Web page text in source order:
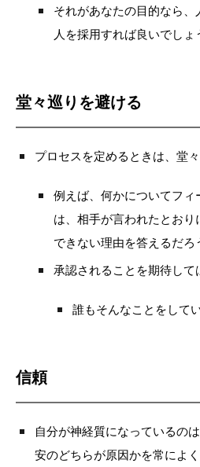
それがあなたの目的なら
人を採用すれば良いでしょ
堂々巡りを避ける
プロセスを定めるときは、堂
例えば、何かについてフ
は、相手が言われたとお
できない理由を答えるだ
承認されることを期待して
誰もそんなことをして
信頼
自分が神経質になっているの
安のどちらが原因かを常によ